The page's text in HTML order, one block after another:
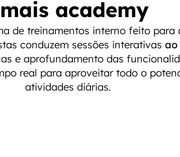
academy
de treinamentos interno feito
conduzem sessões interativas ao
e aprofundamento das
real para aproveitar todo o
atividades diárias.